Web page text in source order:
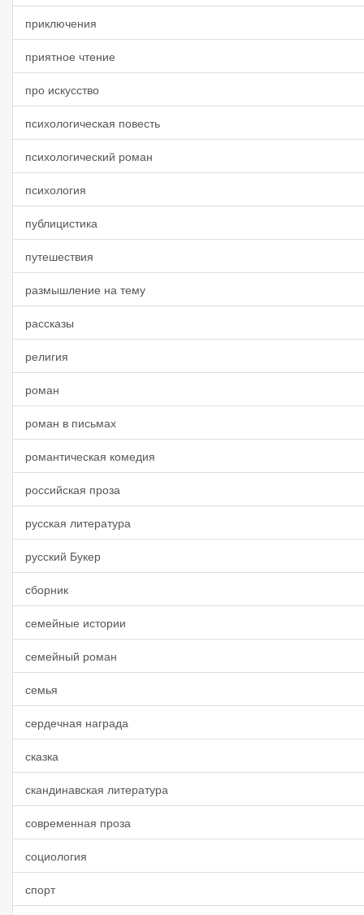
приключения
приятное чтение
про искусство
психологическая повесть
психологический роман
психология
публицистика
путешествия
размышление на тему
рассказы
религия
роман
роман в письмах
романтическая комедия
российская проза
русская литература
русский Букер
сборник
семейные истории
семейный роман
семья
сердечная награда
сказка
скандинавская литература
современная проза
социология
спорт